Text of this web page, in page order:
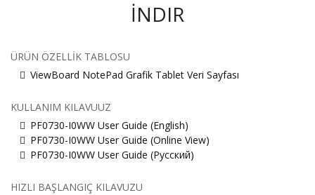
İNDIR
ÜRÜN ÖZELLIK TABLOSU
ViewBoard NotePad Grafik Tablet Veri Sayfası
KULLANIM KILAVUUZ
PF0730-I0WW User Guide (English)
PF0730-I0WW User Guide (Online View)
PF0730-I0WW User Guide (Русский)
HIZLI BAŞLANGIÇ KILAVUZU